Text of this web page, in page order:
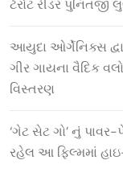
ટેરોટ રીડર પુનિતજી
આયુદા ઓર્ગેનિક્સ
ગીર ગાયના વૈદિક
વિસ્તરણ
‘ગેટ સેટ ગો’ નું
રહેલ આ ફિલ્મમાં